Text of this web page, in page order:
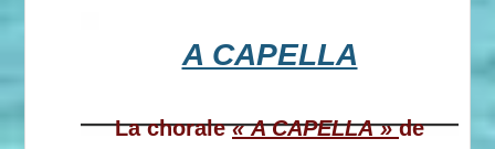
A CAPELLA
La chorale« A CAPELLA »de